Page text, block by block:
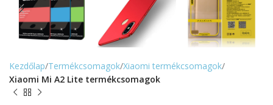
Kezdőlap Termékcsomagok Xiaomi termékcsomagok
Xiaomi Mi A2 Lite termékcsomagok